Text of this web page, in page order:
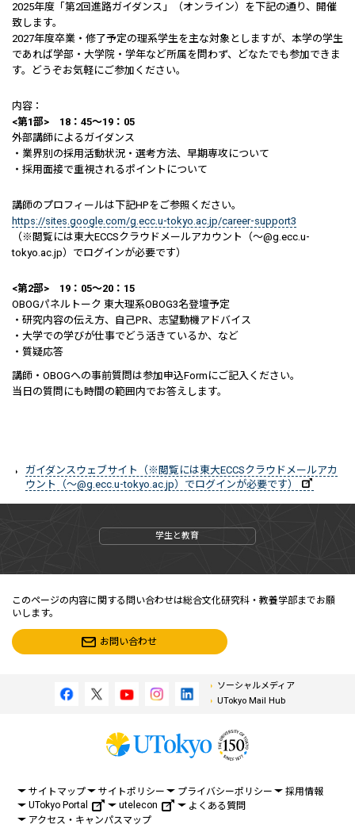
2025年度「第2回進路ガイダンス」（オンライン）を下記の通り、開催
致します。
2027年度卒業・修了予定の理系学生を主な対象としますが、本学の学生
であれば学部・大学院・学年など所属を問わず、どなたでも参加できま
す。どうぞお気軽にご参加ください。
内容：
<第1部> 18：45～19：05
外部講師によるガイダンス
・業界別の採用活動状況・選考方法、早期専攻について
・採用面接で重視されるポイントについて
講師のプロフィールは下記HPをご参照ください。
https://sites.google.com/g.ecc.u-tokyo.ac.jp/career-support3
（※閲覧には東大ECCSクラウドメールアカウント（～@g.ecc.u-
tokyo.ac.jp）でログインが必要です）
<第2部> 19：05～20：15
OBOGパネルトーク 東大理系OBOG3名登壇予定
・研究内容の伝え方、自己PR、志望動機アドバイス
・大学での学びが仕事でどう活きているか、など
・質疑応答
講師・OBOGへの事前質問は参加申込Formにご記入ください。
当日の質問にも時間の範囲内でお答えします。
ガイダンスウェブサイト（※閲覧には東大ECCSクラウドメールアカ
ウント（～@g.ecc.u-tokyo.ac.jp）でログインが必要です）
学生と教育
このページの内容に関する問い合わせは総合文化研究科・教養学部までお願
いします。
お問い合わせ
ソーシャルメディア
UTokyo Mail Hub
サイトマップ サイトポリシー プライバシーポリシー
採用情報
UTokyo Portal
utelecon
よくある質問
アクセス・キャンパスマップ